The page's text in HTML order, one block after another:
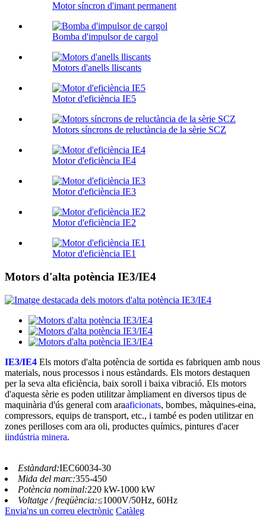
Motor síncron d'imant permanent
Bomba d'impulsor de cargol
Motors d'anells lliscants
Motor d'eficiència IE5
Motors síncrons de reluctància de la sèrie SCZ
Motor d'eficiència IE4
Motor d'eficiència IE3
Motor d'eficiència IE2
Motor d'eficiència IE1
Motors d'alta potència IE3/IE4
IE3/IE4 Els motors d'alta potència de sortida es fabriquen amb nous
materials, nous processos i nous estàndards. Els motors destaquen
per la seva alta eficiència, baix soroll i baixa vibració. Els motors
d'aquesta sèrie es poden utilitzar àmpliament en diversos tipus de
maquinària d'ús general com araaficionats, bombes, màquines-eina,
compressors, equips de transport, etc., i també es poden utilitzar en
zones perilloses com ara oli, productes químics, pintures d'acer
iindústria minera.
Estàndard:IEC60034-30
Mida del marc:355-450
Potència nominal:220 kW-1000 kW
Voltatge / freqüència:≤1000V/50Hz, 60Hz
Envia'ns un correu electrònic Catàleg